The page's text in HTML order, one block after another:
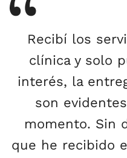
Recibí los
clínica y solo
interés, la
son
momento. Sin
que he recibido